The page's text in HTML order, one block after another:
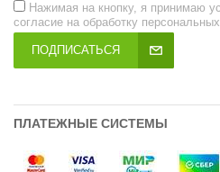
Нажимая на кнопку, я принимаю
согласие на обработку
ПОДПИСАТЬСЯ
ПЛАТЕЖНЫЕ СИСТЕМЫ